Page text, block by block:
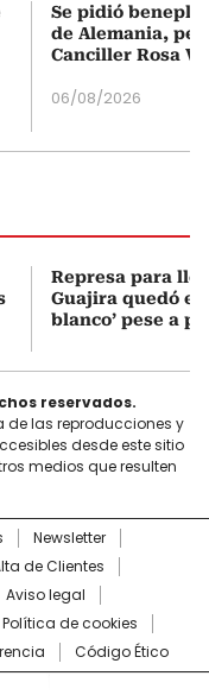
Se pidió
de Alemania,
Canciller Rosa
06/08/2026
Represa para
Guajira quedó en
blanco’ pese a
reservados.
de las reproducciones y
desde este sitio
medios que resulten
Newsletter
de Clientes
Aviso legal
Política de cookies
Código Ético